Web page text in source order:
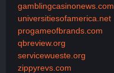
gamblingcasinonews.com
universitiesofamerica.net
progameofbrands.com
qbreview.org
servicewueste.org
zippyrevs.com